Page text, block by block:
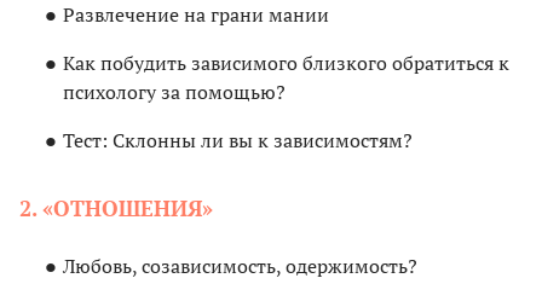
Развлечение на грани мании
Как побудить зависимого близкого обратиться к
психологу за помощью?
Тест: Склонны ли вы к зависимостям?
2. «ОТНОШЕНИЯ»
Любовь, созависимость, одержимость?